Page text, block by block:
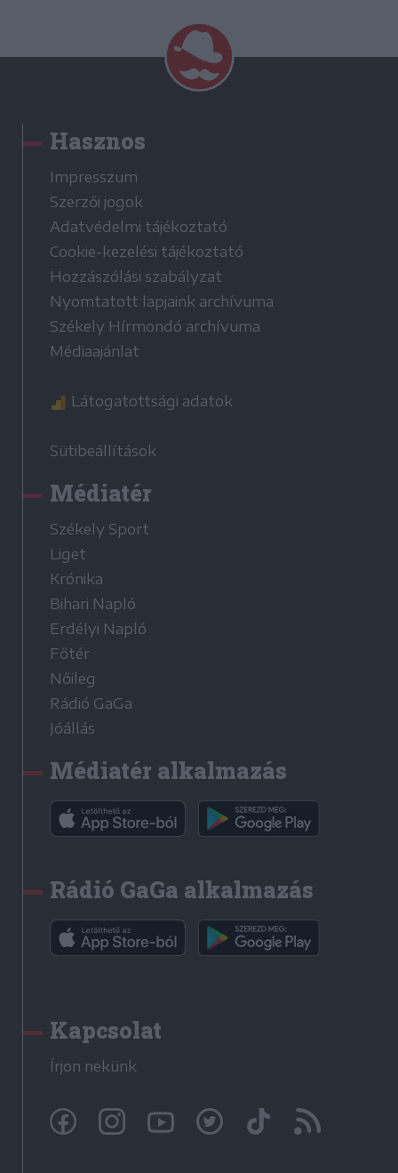
Hasznos
Impresszum
Szerzői jogok
Adatvédelmi tájékoztató
Cookie-kezelési tájékoztató
Hozzászólási szabályzat
Nyomtatott lapjaink archívuma
Székely Hírmondó archívuma
Médiaajánlat
Látogatottsági adatok
Sütibeállítások
Médiatér
Székely Sport
Liget
Krónika
Bihari Napló
Erdélyi Napló
Főtér
Nőileg
Rádió GaGa
Jóállás
Médiatér alkalmazás
Rádió GaGa alkalmazás
Kapcsolat
Írjon nekünk